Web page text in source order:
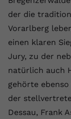
der die
Vorarlberg
einen klaren
Jury, zu der
natürlich auch
gehörte
der
Dessau, Frank